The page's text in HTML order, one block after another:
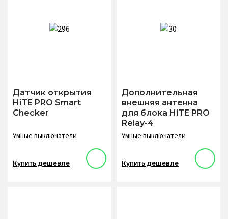
Датчик открытия
HiTE PRO Smart
Checker
Умные выключатели
Купить дешевле
Дополнительная
внешняя антенна
для блока HiTE PRO
Relay-4
Умные выключатели
Купить дешевле